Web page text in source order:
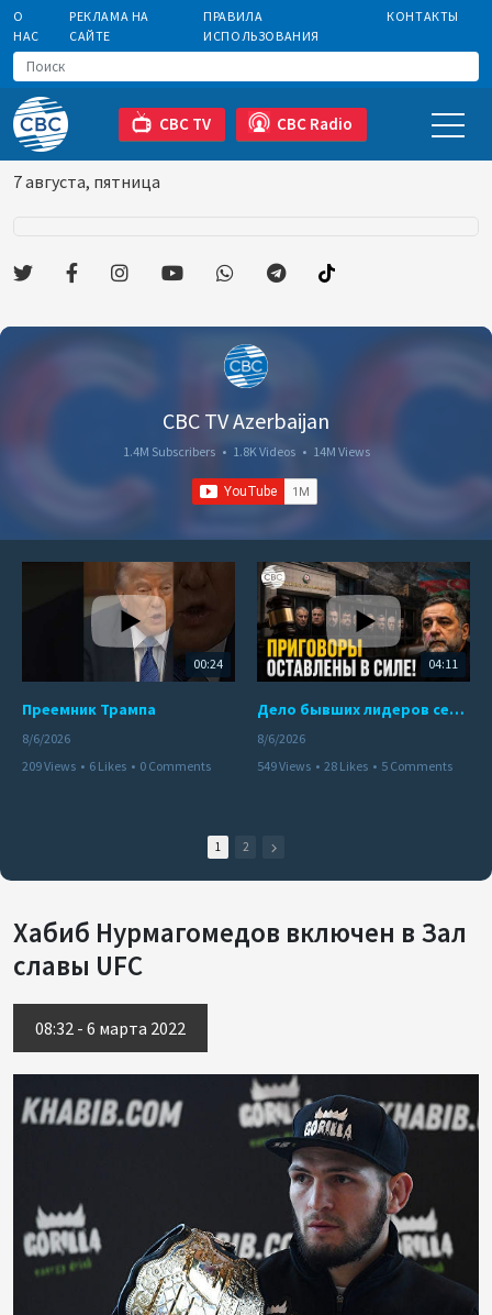
О
НАС
РЕКЛАМА НА
САЙТЕ
ПРАВИЛА
ИСПОЛЬЗОВАНИЯ
КОНТАКТЫ
CBC TV CBC Radio
7 августа, пятница
CBC TV Azerbaijan
1.4M Subscribers • 1.8K Videos • 14M Views
00:24
Преемник Трампа
8/6/2026
209 Views • 6 Likes • 0 Comments
04:11
Дело бывших лидеров сепаратистского режима в Карабахе
8/6/2026
549 Views • 28 Likes • 5 Comments
1 2
Хабиб Нурмагомедов включен в Зал
славы UFC
08:32 - 6 марта 2022